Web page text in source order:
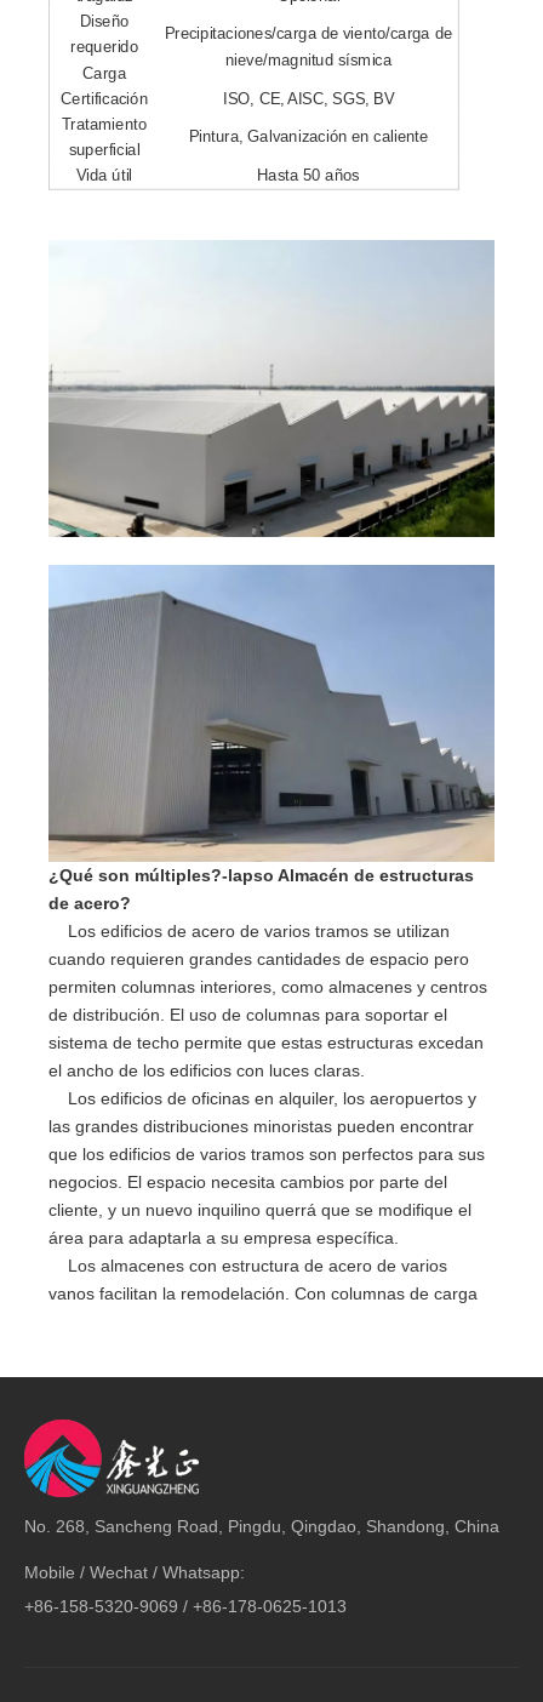
Diseño
requerido
Carga
Precipitaciones/carga de viento/carga de
nieve/magnitud sísmica
Certificación ISO, CE, AISC, SGS, BV
Tratamiento
superficial
Pintura, Galvanización en caliente
Vida útil Hasta 50 años
¿Qué son múltiples?-lapso Almacén de estructuras
de acero?
Los edificios de acero de varios tramos se utilizan
cuando requieren grandes cantidades de espacio pero
permiten columnas interiores, como almacenes y centros
de distribución. El uso de columnas para soportar el
sistema de techo permite que estas estructuras excedan
el ancho de los edificios con luces claras.
Los edificios de oficinas en alquiler, los aeropuertos y
las grandes distribuciones minoristas pueden encontrar
que los edificios de varios tramos son perfectos para sus
negocios. El espacio necesita cambios por parte del
cliente, y un nuevo inquilino querrá que se modifique el
área para adaptarla a su empresa específica.
Los almacenes con estructura de acero de varios
vanos facilitan la remodelación. Con columnas de carga
No. 268, Sancheng Road, Pingdu, Qingdao, Shandong, China
Mobile / Wechat / Whatsapp:
+86-158-5320-9069 / +86-178-0625-1013